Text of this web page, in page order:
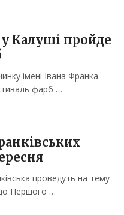
Калуші пройде
імені Івана Франка
фарб …
проведуть на тему
до Першого …